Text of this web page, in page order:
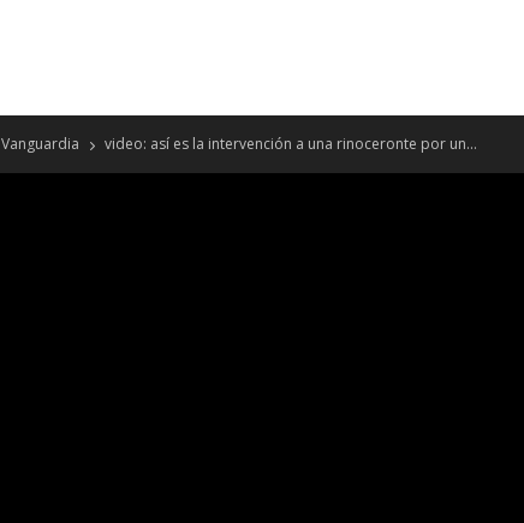
Vanguardia video: así es la intervención a una rinoceronte por un...